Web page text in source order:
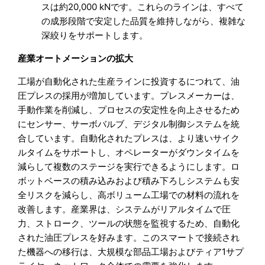
スは約20,000 kNです。これらのラインは、すべて
の成形段階で安定した品質を維持しながら、複雑な
深絞りをサポートします。
産業オートメーションの拡大
工場が自動化された生産ラインに投資するにつれて、油
圧プレスの採用が増加しています。プレスメーカーは、
手動作業を削減し、プロセスの安定性を向上させるため
にセンサー、サーボバルブ、デジタル制御システムを統
合しています。自動化されたプレスは、より速いサイク
ルタイムをサポートし、オペレーターがダウンタイムを
減らして複数のステージを実行できるようにします。ロ
ボットベースの積み込みおよび積み下ろしシステムも安
全リスクを減らし、高ボリューム工場での材料の流れを
改善します。産業界は、システムがリアルタイムで圧
力、ストローク、ツールの状態を監視するため、自動化
された油圧プレスを好みます。このスマートで接続され
た機器への移行は、大規模な部品工場およびティア1サプ